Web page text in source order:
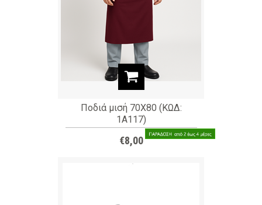
Ποδιά μισή 70X80 (ΚΩΔ:
1A117)
€8,00